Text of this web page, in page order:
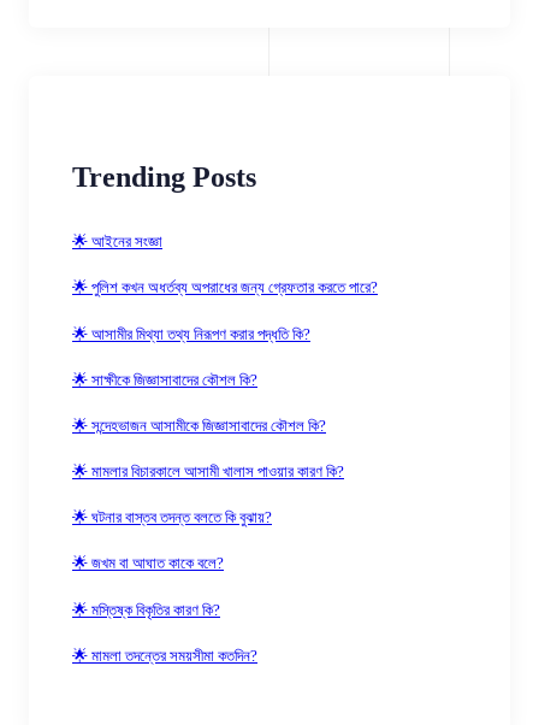
Trending Posts
🌟 আইনের সংজ্ঞা
🌟 পুলিশ কখন অধর্তব্য অপরাধের জন্য গ্রেফতার করতে পারে?
🌟 আসামীর মিথ্যা তথ্য নিরূপণ করার পদ্ধতি কি?
🌟 সাক্ষীকে জিজ্ঞাসাবাদের কৌশল কি?
🌟 সন্দেহভাজন আসামীকে জিজ্ঞাসাবাদের কৌশল কি?
🌟 মামলার বিচারকালে আসামী খালাস পাওয়ার কারণ কি?
🌟 ঘটনার বাস্তব তদন্ত বলতে কি বুঝায়?
🌟 জখম বা আঘাত কাকে বলে?
🌟 মস্তিষ্ক বিকৃতির কারণ কি?
🌟 মামলা তদন্তের সময়সীমা কতদিন?